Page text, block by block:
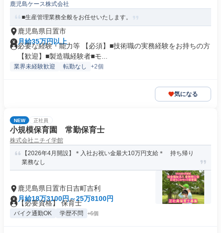
鹿児島ケース株式会社
■生産管理業務全般をお任せいたします。
鹿児島県日置市
月給35万円以上
必要な経験・能力等 【必須】■技術職の実務経験をお持ちの方
【歓迎】■製造職経験者■モ...
業界未経験歓迎 転勤なし +2個
気になる
NEW 正社員
小規模保育園 常勤保育士
株式会社ニチイ学館
【2026年4月開設】＊入社お祝い金最大10万円支給＊ 持ち帰り
業務なし
鹿児島県日置市日吉町吉利
月給18万3100円～25万8100円
【必要資格】 保育士
バイク通勤OK 学歴不問 +6個